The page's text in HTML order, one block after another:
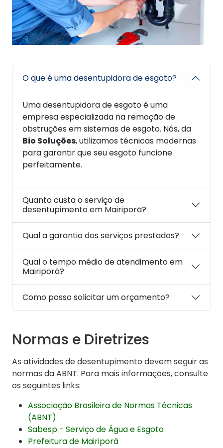
O que é uma desentupidora de esgoto?
Uma desentupidora de esgoto é uma
empresa especializada na remoção de
obstruções em sistemas de esgoto. Nós, da
Bio Soluções, utilizamos técnicas modernas
para garantir que seu esgoto funcione
perfeitamente.
Quanto custa o serviço de
desentupimento em Mairiporã?
Qual a garantia dos serviços prestados?
Qual o tempo médio de atendimento em
Mairiporã?
Como posso solicitar um orçamento?
Normas e Diretrizes
As atividades de desentupimento devem seguir as
normas da ABNT. Para mais informações, consulte
os seguintes links:
Associação Brasileira de Normas Técnicas
(ABNT)
Sabesp - Serviço de Água e Esgoto
Prefeitura de Mairiporã